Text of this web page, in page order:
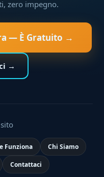
zero impegno.
— È Gratuito →
→
Funziona Chi Siamo
Contattaci